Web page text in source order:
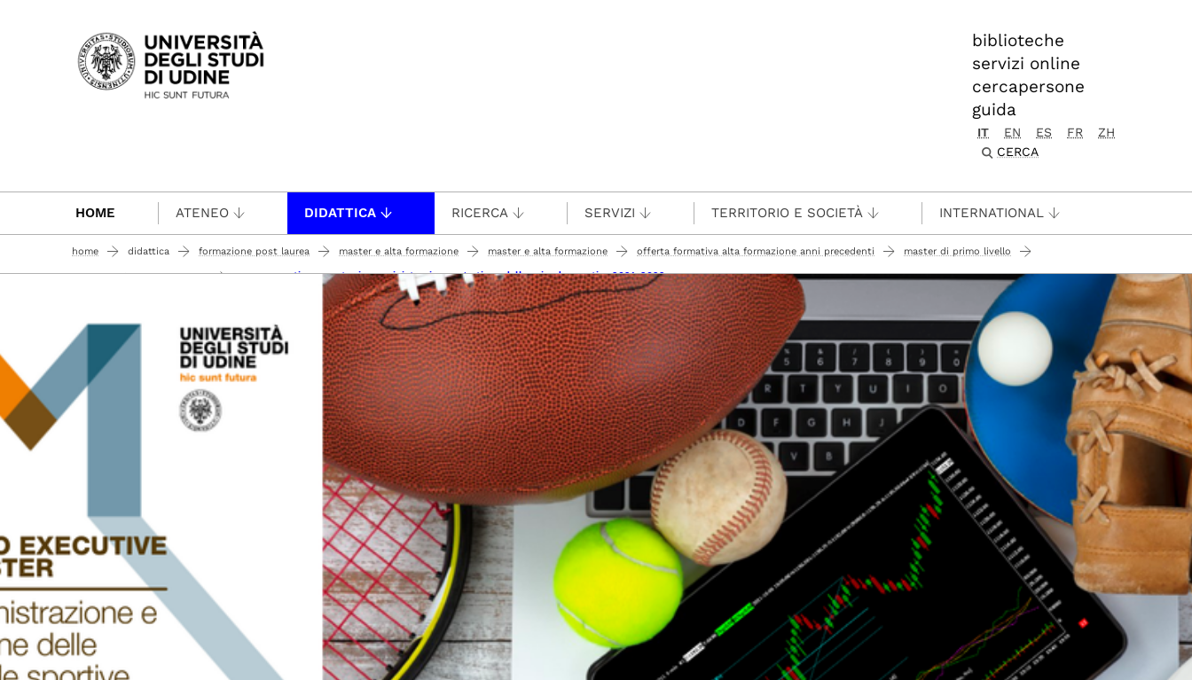
Passa al contenuto principale
biblioteche
servizi online
cercapersone
guida
IT EN ES FR
ZH
CERCA
HOME ATENEO DIDATTICA RICERCA SERVIZI TERRITORIO E SOCIETÀ INTERNATIONAL
home didattica formazione post laurea master e alta formazione master e alta formazione offerta formativa alta formazione anni precedenti master di primo livello
anno accademico 2021-2022 corso executive e master in amministrazione e gestione delle aziende sportive 2021-2022